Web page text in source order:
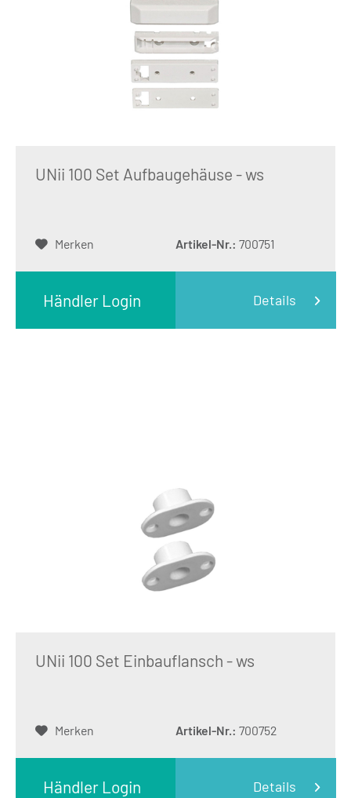
UNii 100 Set Aufbaugehäuse - ws
Händler Login Details
Merken Artikel-Nr.: 700751
UNii 100 Set Einbauflansch - ws
Händler Login Details
Merken Artikel-Nr.: 700752